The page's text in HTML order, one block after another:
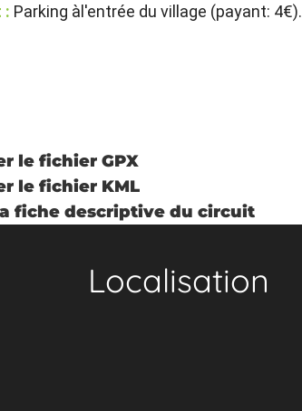
: Parking àl'entrée du village (payant: 4€).
le fichier GPX
le fichier KML
fiche descriptive du circuit
Localisation